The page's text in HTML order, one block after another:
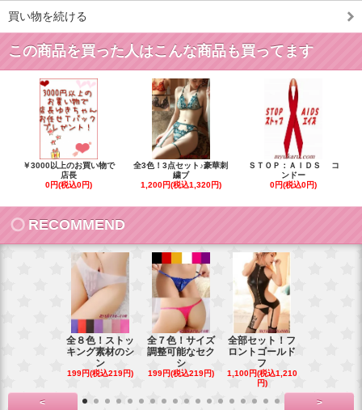
買い物を続ける
この商品を買った人はこんな商品も買ってます
￥3000以上のお買い物で
店長
0円(税込0円)
全3色！3点セット♪豪華刺
繍ブ
1,200円(税込1,320円)
ＳＴＯＰ：ＡＩＤＳ コ
ンドー
0円(税込0円)
RECOMMEND
全８色！ストッ
キング素材のシ
ン
199円(税込219円)
全７色！サイズ
調整可能なセク
シ
199円(税込219円)
全部セット！フ
ロントゴールド
フ
1,100円(税込1,210
円)
< >